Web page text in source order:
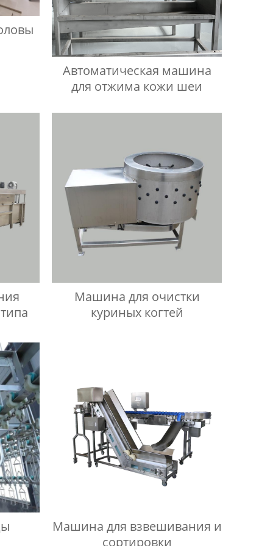
Автоматическая машина
для отжима кожи шеи
Машина для очистки
куриных когтей
Машина для взвешивания и
сортировки